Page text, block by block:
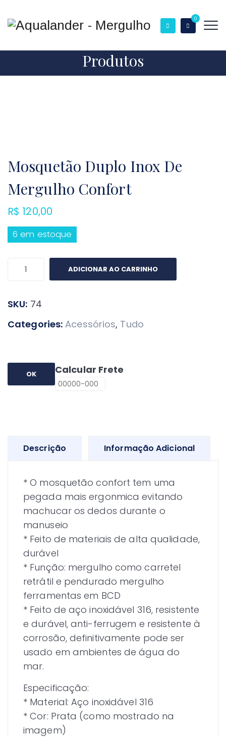
0
Produtos
Mosquetão Duplo Inox De
Mergulho Confort
R$ 120,00
6 em estoque
Mosquetão
De
Mergulho
ADICIONAR AO CARRINHO
SKU: 74
Categories: Acessórios, Tudo
Calcular Frete
OK
Descrição Informação Adicional
* O mosquetão confort tem uma
pegada mais ergonmica evitando
machucar os dedos durante o
manuseio
* Feito de materiais de alta qualidade,
durável
* Função: mergulho como carretel
retrátil e pendurado mergulho
ferramentas em BCD
* Feito de aço inoxidável 316, resistente
e durável, anti-ferrugem e resistente à
corrosão, definitivamente pode ser
usado em ambientes de água do
mar.
Especificação:
* Material: Aço inoxidável 316
* Cor: Prata (como mostrado na
imagem)